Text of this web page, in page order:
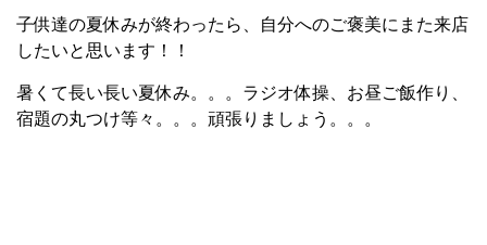
子供達の夏休みが終わったら、自分へのご褒美にまた来店
したいと思います！！
暑くて長い長い夏休み。。。ラジオ体操、お昼ご飯作り、
宿題の丸つけ等々。。。頑張りましょう。。。